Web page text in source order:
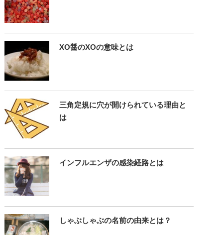
XO醤のXOの意味とは
三角定規に穴が開けられている理由と
は
インフルエンザの感染経路とは
しゃぶしゃぶの名前の由来とは？